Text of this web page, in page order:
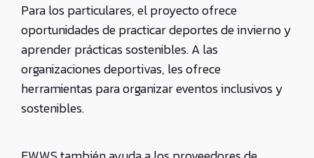
Para los particulares, el proyecto ofrece
oportunidades de practicar deportes de invierno y
aprender prácticas sostenibles. A las
organizaciones deportivas, les ofrece
herramientas para organizar eventos inclusivos y
sostenibles.